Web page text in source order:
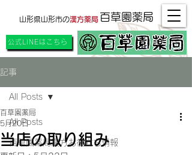
百草園薬局
山形県山形市の漢方薬局
公式LINEはこちら
記事
All Posts
百草園薬局漢方お役立ち情報
All Posts
当店の取り組み
百草園薬局
5月20日